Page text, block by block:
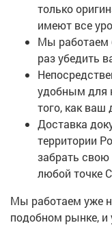
только
имеют все
Мы работаем
раз убедить
удобным для
того, как ваш
Доставка
территории
забрать свою
любой точке
Мы работаем уже
подобном рынке, и